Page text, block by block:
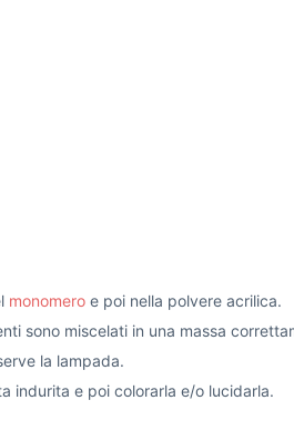
monomero e poi nella polvere acrilica.
sono miscelati in una massa
la lampada.
indurita e poi colorarla e/o lucidarla.